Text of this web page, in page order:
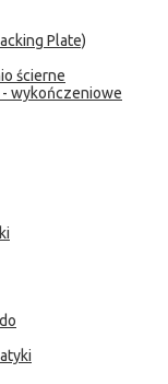
Plate)
ścierne
wykończeniowe